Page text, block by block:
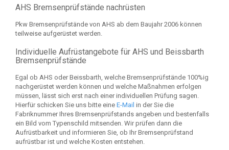
AHS Bremsenprüfstände nachrüsten
Pkw Bremsenprüfstände von AHS ab dem Baujahr 2006 können
teilweise aufgerüstet werden.
Individuelle Aufrüstangebote für AHS und Beissbarth
Bremsenprüfstände
Egal ob AHS oder Beissbarth, welche Bremsenprüfstände 100%ig
nachgerüstet werden können und welche Maßnahmen erfolgen
müssen, lässt sich erst nach einer individuellen Prüfung sagen.
Hierfür schicken Sie uns bitte eine E-Mail in der Sie die
Fabriknummer Ihres Bremsenprüfstands angeben und bestenfalls
ein Bild vom Typenschild mitsenden. Wir prüfen dann die
Aufrüstbarkeit und informieren Sie, ob Ihr Bremsenprüfstand
aufrüstbar ist und welche Kosten entstehen.